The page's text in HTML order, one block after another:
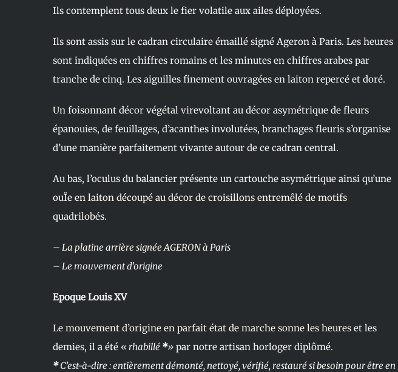
Ils contemplent tous deux le fier volatile aux ailes déployées.
Ils sont assis sur le cadran circulaire émaillé signé Ageron à Paris. Les heures
sont indiquées en chiffres romains et les minutes en chiffres arabes par
tranche de cinq. Les aiguilles finement ouvragées en laiton repercé et doré.
Un foisonnant décor végétal virevoltant au décor asymétrique de fleurs
épanouies, de feuillages, d’acanthes involutées, branchages fleuris s’organise
d’une manière parfaitement vivante autour de ce cadran central.
Au bas, l’oculus du balancier présente un cartouche asymétrique ainsi qu’une
ouÏe en laiton découpé au décor de croisillons entremêlé de motifs
quadrilobés.
– La platine arrière signée AGERON à Paris
– Le mouvement d’origine
Epoque Louis XV
Le mouvement d’origine en parfait état de marche sonne les heures et les
demies, il a été « rhabillé *»par notre artisan horloger diplômé.
*C’est-à-dire : entièrement démonté, nettoyé, vérifié, restauré si besoin pour être en